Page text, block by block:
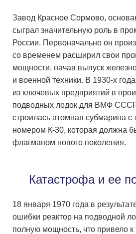
Завод Красное Сормово,
сыграл значительную роль в
России. Первоначально он
со временем расширил свои
мощности, начав выпуск
и военной техники. В 1930-х
из ключевых предприятий в
подводных лодок для ВМФ СССР,
строилась атомная субмарина с
номером К-30, которая должна
флагманом нового поколения.
Катастрофа и ее
18 января 1970 года в
ошибки реактор на подводной
полную мощность, что привело к